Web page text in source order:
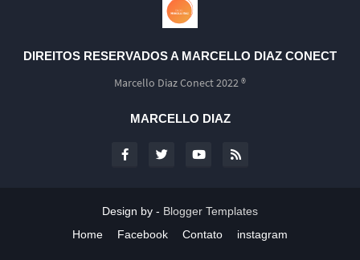
DIREITOS RESERVADOS A MARCELLO DIAZ CONECT
Marcello Diaz Conect 2022 ®
MARCELLO DIAZ
Design by - Blogger Templates
Home
Facebook Contato instagram